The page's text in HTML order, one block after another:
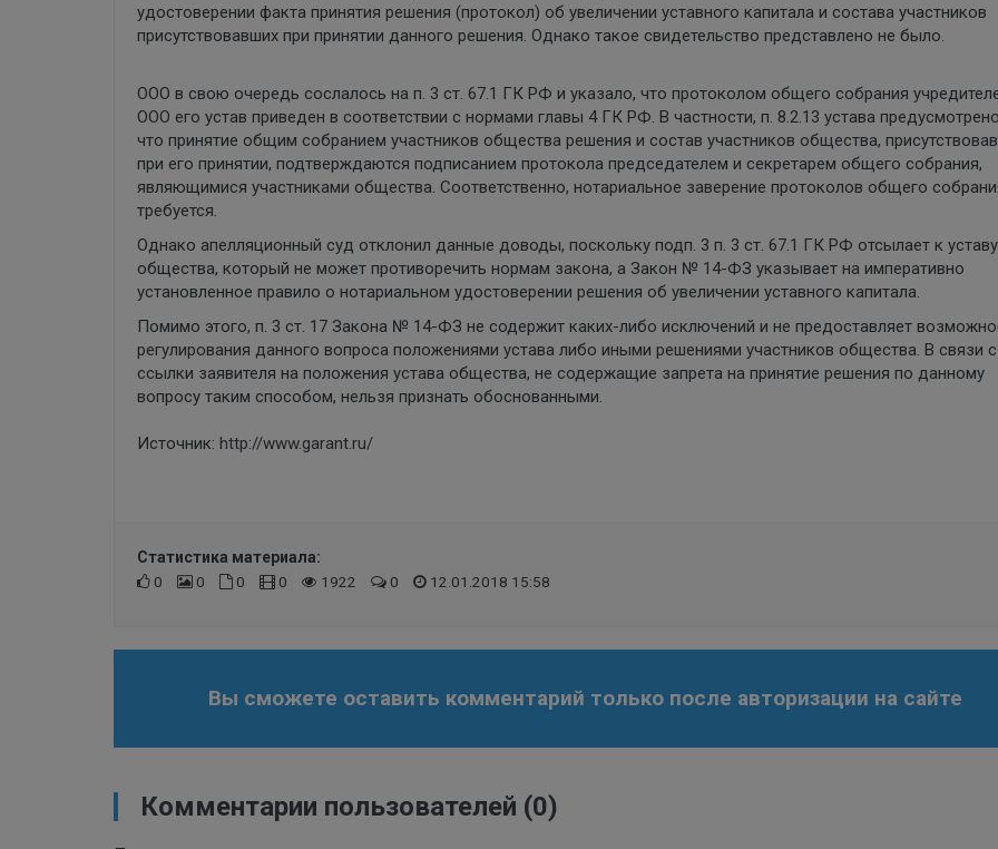
удостоверении факта принятия решения (протокол) об увеличении уставного капитала и состава участников
присутствовавших при принятии данного решения. Однако такое свидетельство представлено не было.
ООО в свою очередь сослалось на п. 3 ст. 67.1 ГК РФ и указало, что протоколом общего собрания
ООО его устав приведен в соответствии с нормами главы 4 ГК РФ. В частности, п. 8.2.13 устава
что принятие общим собранием участников общества решения и состав участников общества,
при его принятии, подтверждаются подписанием протокола председателем и секретарем общего собрания,
являющимися участниками общества. Соответственно, нотариальное заверение протоколов общего
требуется.
Однако апелляционный суд отклонил данные доводы, поскольку подп. 3 п. 3 ст. 67.1 ГК РФ отсылает к уставу
общества, который не может противоречить нормам закона, а Закон № 14-ФЗ указывает на императивно
установленное правило о нотариальном удостоверении решения об увеличении уставного капитала.
Помимо этого, п. 3 ст. 17 Закона № 14-ФЗ не содержит каких-либо исключений и не предоставляет
регулирования данного вопроса положениями устава либо иными решениями участников общества. В связи
ссылки заявителя на положения устава общества, не содержащие запрета на принятие решения по данному
вопросу таким способом, нельзя признать обоснованными.
Источник: http://www.garant.ru/
Статистика материала:
0
0 0 0 1922 0 12.01.2018 15:58
Вы сможете оставить комментарий только после авторизации на сайте
Комментарии пользователей (0)